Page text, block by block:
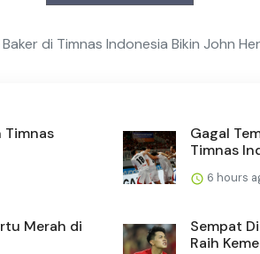
di Timnas Indonesia Bikin John
Timnas
Gagal
Timnas
6 hours
Merah di
Sempat
Raih